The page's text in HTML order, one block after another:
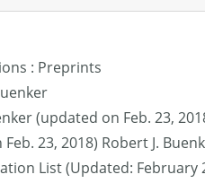
: Preprints
(updated on Feb. 23,
23, 2018) Robert J.
List (Updated: February